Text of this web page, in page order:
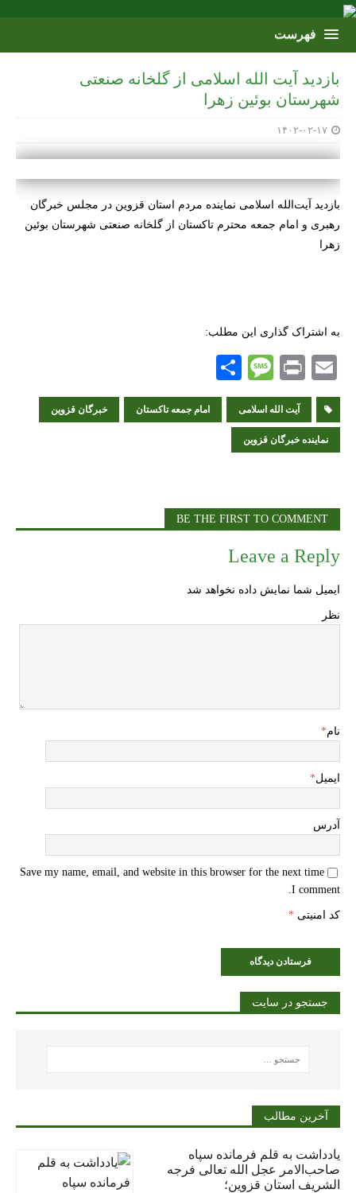
بازدید آیت الله اسلامی از گلخانه صنعتی
شهرستان بوئین زهرا
۱۴۰۲-۰۲-۱۷
بازدید آیت‌الله اسلامی نماینده مردم استان قزوین در مجلس خبرگان
رهبری و امام جمعه محترم تاکستان از گلخانه صنعتی شهرستان بوئین
زهرا
به اشتراک گذاری این مطلب:
E
m
ai
l
P
ri
nt
M
es
sa
ge
h
ar
آیت الله اسلامی امام جمعه تاکستان خبرگان قزوین
نماینده خبرگان قزوین
BE THE FIRST TO COMMENT
Leave a Reply
ایمیل شما نمایش داده نخواهد شد
نظر
نام*
ایمیل*
آدرس
Save my name, email, and website in this browser for the next time
I comment.
کد امنیتی *
جستجو در سایت
آخرین مطالب
یادداشت به قلم فرمانده سپاه
صاحب‌الامر عجل الله تعالی فرجه
الشریف استان قزوین؛